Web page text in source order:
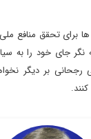
برای تحقق منافع
نگر جای خود را
بر دیگر